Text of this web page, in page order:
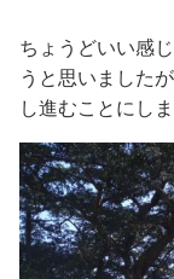
ちょうどいい感
うと思いました
し進むことにし